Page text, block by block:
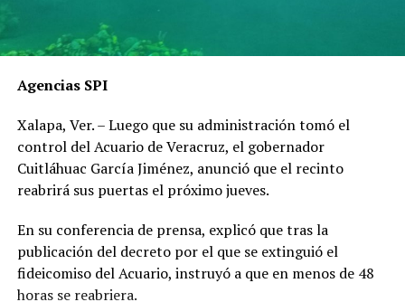
Agencias SPI
Xalapa, Ver. – Luego que su administración tomó el
control del Acuario de Veracruz, el gobernador
Cuitláhuac García Jiménez, anunció que el recinto
reabrirá sus puertas el próximo jueves.
En su conferencia de prensa, explicó que tras la
publicación del decreto por el que se extinguió el
fideicomiso del Acuario, instruyó a que en menos de 48
horas se reabriera.